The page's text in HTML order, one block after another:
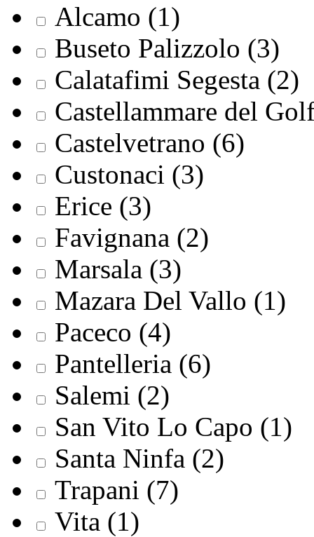
Alcamo (1)
Buseto Palizzolo (3)
Calatafimi Segesta (2)
Castellammare del
Castelvetrano (6)
Custonaci (3)
Erice (3)
Favignana (2)
Marsala (3)
Mazara Del Vallo (1)
Paceco (4)
Pantelleria (6)
Salemi (2)
San Vito Lo Capo (1)
Santa Ninfa (2)
Trapani (7)
Vita (1)